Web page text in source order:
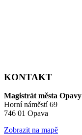
KONTAKT
Magistrát města Opavy
Horní náměstí 69
746 01 Opava
Zobrazit na mapě